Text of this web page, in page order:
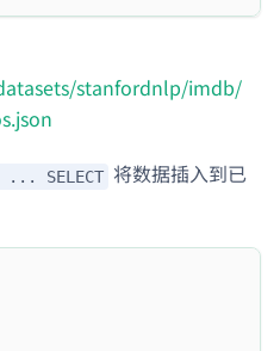
stanfordnlp/imdb/
... SELECT 将数据插入到已